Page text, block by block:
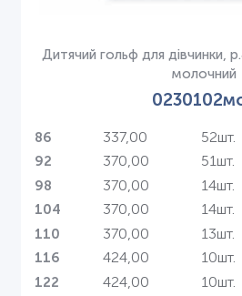
Дитячий гольф для дівчинки,
молочний
86 337,00 52шт.
92 370,00 51шт.
98 370,00 14шт.
104 370,00 14шт.
110 370,00 13шт.
116 424,00 10шт.
122 424,00 10шт.